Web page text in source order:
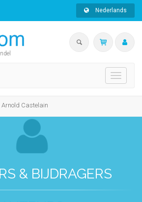
Nederlands
Toggle
Arnold Castelain
& BIJDRAGERS